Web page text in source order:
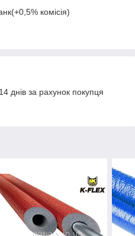
комісія)
днів за рахунок покупця